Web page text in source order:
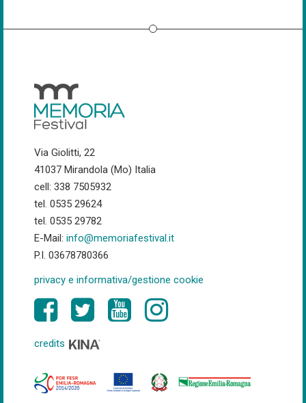
Via Giolitti, 22
41037 Mirandola (Mo) Italia
cell: 338 7505932
tel. 0535 29624
tel. 0535 29782
E-Mail: info@memoriafestival.it
P.I. 03678780366
privacy e informativa/gestione cookie
credits